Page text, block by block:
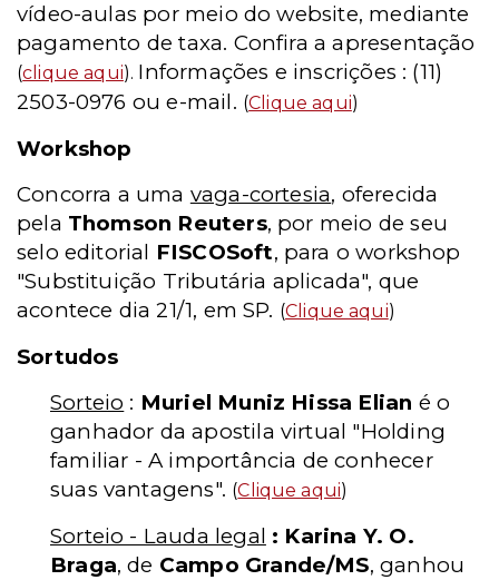
vídeo-aulas por meio do website, mediante
pagamento de taxa. Confira a apresentação
(clique aqui). Informações e inscrições : (11)
2503-0976 ou e-mail. (Clique aqui)
Workshop
Concorra a uma vaga-cortesia, oferecida
pela Thomson Reuters, por meio de seu
selo editorial FISCOSoft, para o workshop
"Substituição Tributária aplicada", que
acontece dia 21/1, em SP. (Clique aqui)
Sortudos
Sorteio : Muriel Muniz Hissa Elian é o
ganhador da apostila virtual "Holding
familiar - A importância de conhecer
suas vantagens". (Clique aqui)
Sorteio - Lauda legal : Karina Y. O.
Braga, de Campo Grande/MS, ganhou